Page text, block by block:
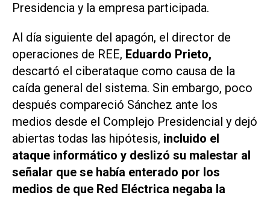
Presidencia y la empresa participada.
Al día siguiente del apagón, el director de
operaciones de REE, Eduardo Prieto,
descartó el ciberataque como causa de la
caída general del sistema. Sin embargo, poco
después compareció Sánchez ante los
medios desde el Complejo Presidencial y dejó
abiertas todas las hipótesis, incluido el
ataque informático y deslizó su malestar al
señalar que se había enterado por los
medios de que Red Eléctrica negaba la